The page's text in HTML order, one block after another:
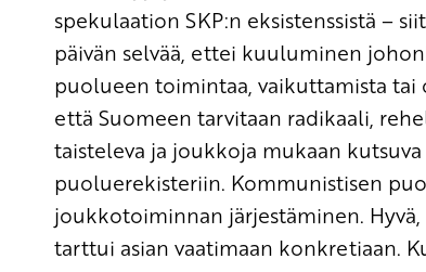
spekulaation SKP:n eksistenssistä –
päivän selvää, ettei kuuluminen
puolueen toimintaa, vaikuttamista tai
että Suomeen tarvitaan radikaali,
taisteleva ja joukkoja mukaan
puoluerekisteriin. Kommunistisen
joukkotoiminnan järjestäminen.
tarttui asian vaatimaan konkretiaan.